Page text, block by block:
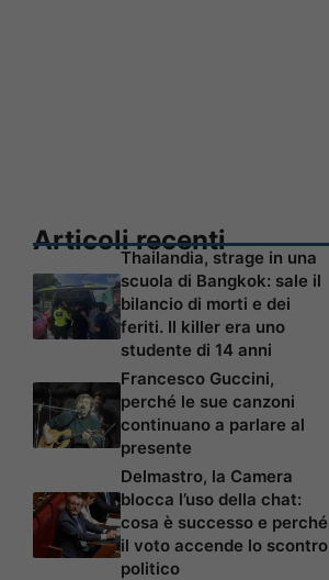
Articoli recenti
Thailandia, strage in una
scuola di Bangkok: sale il
bilancio di morti e dei
feriti. Il killer era uno
studente di 14 anni
Francesco Guccini,
perché le sue canzoni
continuano a parlare al
presente
Delmastro, la Camera
blocca l’uso della chat:
cosa è successo e perché
il voto accende lo scontro
politico